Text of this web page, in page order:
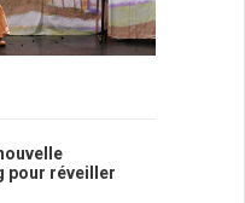
pour réveiller